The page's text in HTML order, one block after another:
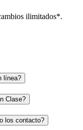
ilimitados*.
línea?
Clase?
los contacto?